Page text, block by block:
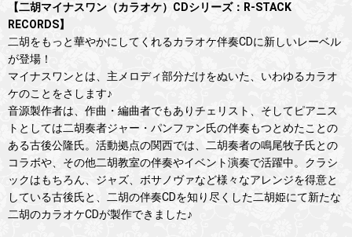
【二胡マイナスワン（カラオケ）CDシリーズ：R-STACK
RECORDS】
二胡をもっと華やかにしてくれるカラオケ伴奏CDに新しいレーベル
が登場！
マイナスワンとは、主メロディ部分だけをぬいた、いわゆるカラオ
ケのことをさします♪
音源製作者は、作曲・編曲者でもありチェリスト、そしてピアニス
トとしては二胡奏者ジャー・パンファン氏の伴奏もつとめたことの
ある古後公隆氏。活動拠点の関西では、二胡奏者の鳴尾牧子氏との
コラボや、その他二胡教室の伴奏やイベント演奏で活躍中。クラシ
ックはもちろん、ジャズ、ボサノヴァなど様々なアレンジを得意と
している古後氏と、二胡の伴奏CDを知り尽くした二胡姫にて新たな
二胡のカラオケCDが製作できました♪